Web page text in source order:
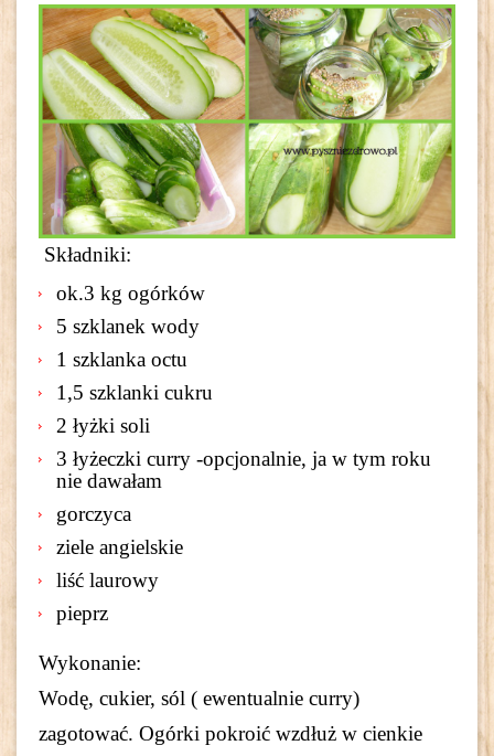
Składniki:
ok.3 kg ogórków
5 szklanek wody
1 szklanka octu
1,5 szklanki cukru
2 łyżki soli
3 łyżeczki curry -opcjonalnie, ja w tym roku
nie dawałam
gorczyca
ziele angielskie
liść laurowy
pieprz
Wykonanie:
Wodę, cukier, sól ( ewentualnie curry)
zagotować. Ogórki pokroić wzdłuż w cienkie